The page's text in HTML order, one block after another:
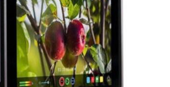
link de monitorização ou
maior, o cabo SDI 12G 4K
que os profissionais